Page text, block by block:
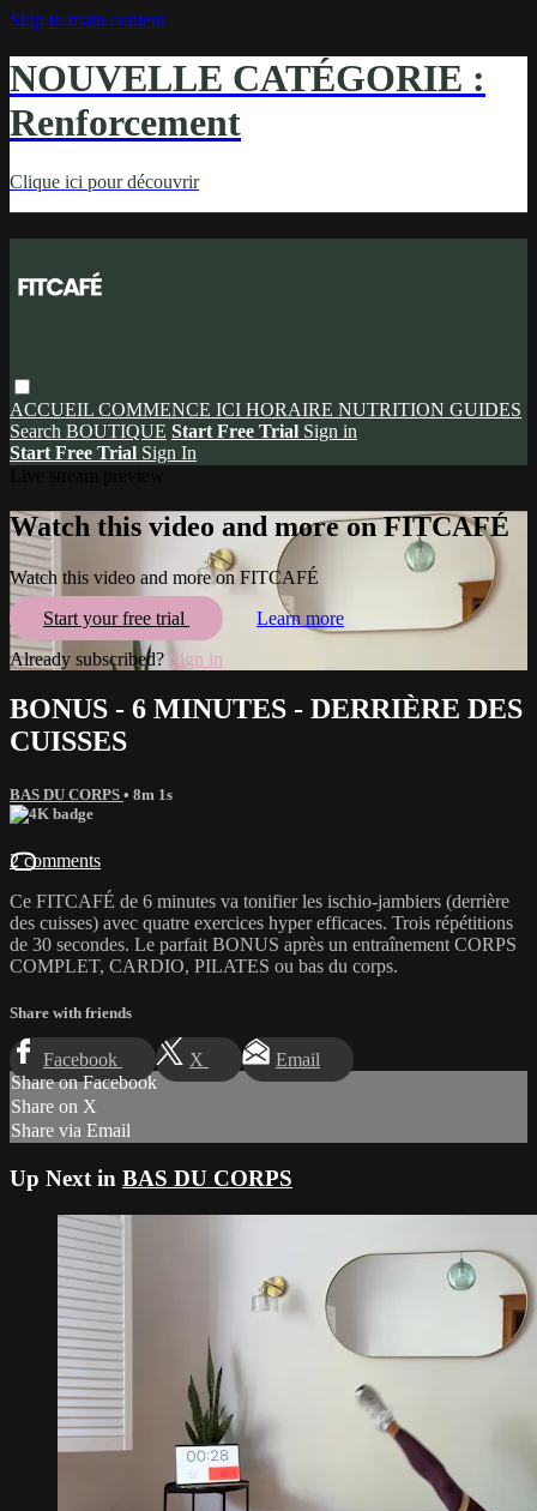
Skip to main content
NOUVELLE CATÉGORIE :
Renforcement
Clique ici pour découvrir
ACCUEIL COMMENCE ICI HORAIRE NUTRITION GUIDES
Search BOUTIQUE Start Free Trial Sign in
Start Free Trial Sign In
Watch this video and more on FITCAFÉ
Watch this video and more on FITCAFÉ
Start your free trial
Learn more
Already subscribed? Sign in
BONUS - 6 MINUTES - DERRIÈRE DES
CUISSES
BAS DU CORPS • 8m 1s
2 comments
Ce FITCAFÉ de 6 minutes va tonifier les ischio-jambiers (derrière
des cuisses) avec quatre exercices hyper efficaces. Trois répétitions
de 30 secondes. Le parfait BONUS après un entraînement CORPS
COMPLET, CARDIO, PILATES ou bas du corps.
Share with friends
Facebook X
Email
Share on Facebook
Share on X
Share via Email
Up Next in BAS DU CORPS